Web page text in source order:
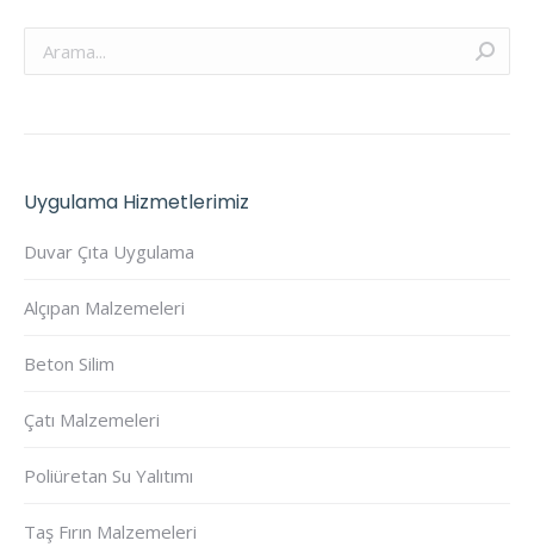
Arama:
Uygulama Hizmetlerimiz
Duvar Çıta Uygulama
Alçıpan Malzemeleri
Beton Silim
Çatı Malzemeleri
Poliüretan Su Yalıtımı
Taş Fırın Malzemeleri